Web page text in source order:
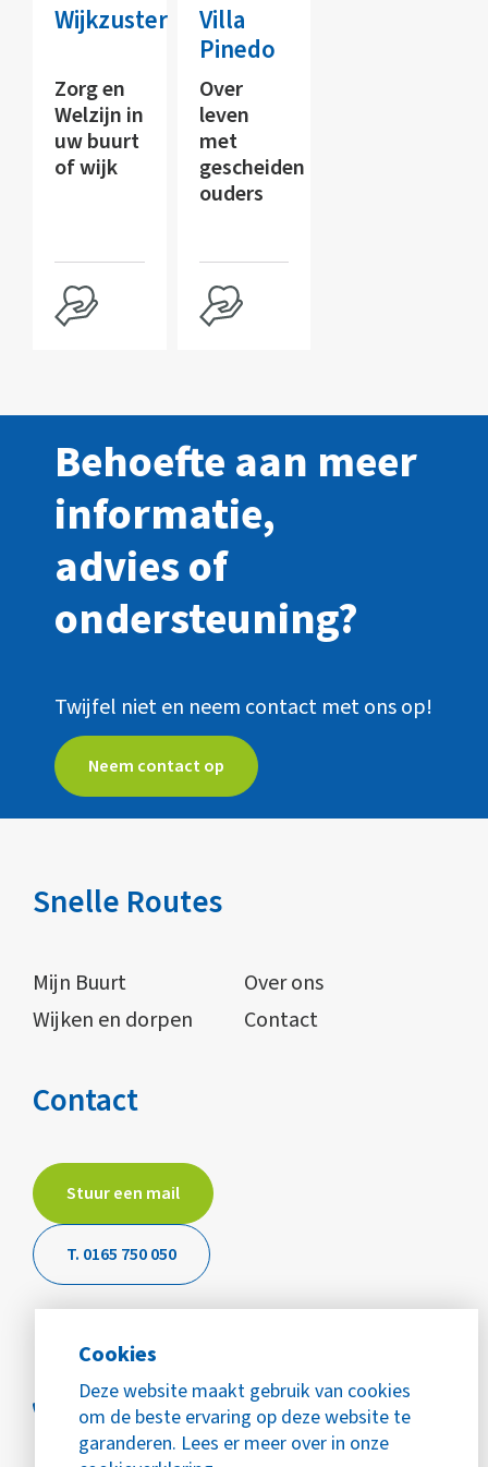
Cookies
Deze website maakt gebruik van cookies
om de beste ervaring op deze website te
garanderen. Lees er meer over in onze
Wijkzuster
Zorg en
Welzijn in
uw buurt
of wijk
Villa
Pinedo
Over
leven
met
gescheiden
ouders
Behoefte aan meer
informatie,
advies of
ondersteuning?
Twijfel niet en neem contact met ons op!
Neem contact op
Snelle Routes
Mijn Buurt
Over ons
Wijken en dorpen
Contact
Contact
Stuur een mail
T. 0165 750 050